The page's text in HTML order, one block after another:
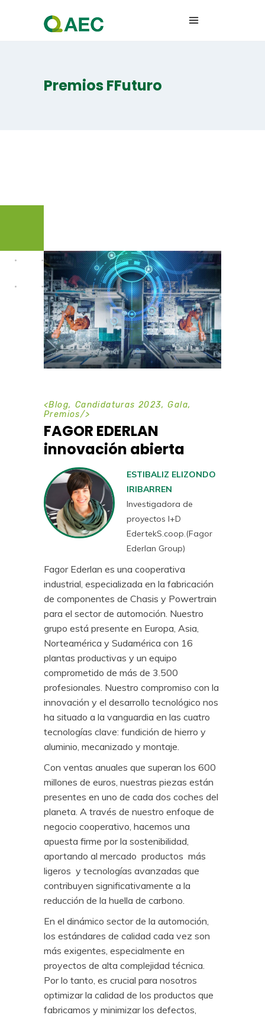
Premios FFuturo
<Blog, Candidaturas 2023, Gala,
Premios/>
FAGOR EDERLAN
innovación abierta
ESTIBALIZ ELIZONDO
IRIBARREN
Investigadora de
proyectos I+D
EdertekS.coop.(Fagor
Ederlan Group)
Fagor Ederlan es una cooperativa
industrial, especializada en la fabricación
de componentes de Chasis y Powertrain
para el sector de automoción. Nuestro
grupo está presente en Europa, Asia,
Norteamérica y Sudamérica con 16
plantas productivas y un equipo
comprometido de más de 3.500
profesionales. Nuestro compromiso con la
innovación y el desarrollo tecnológico nos
ha situado a la vanguardia en las cuatro
tecnologías clave: fundición de hierro y
aluminio, mecanizado y montaje.
Con ventas anuales que superan los 600
millones de euros, nuestras piezas están
presentes en uno de cada dos coches del
planeta. A través de nuestro enfoque de
negocio cooperativo, hacemos una
apuesta firme por la sostenibilidad,
aportando al mercado productos más
ligeros y tecnologías avanzadas que
contribuyen significativamente a la
reducción de la huella de carbono.
En el dinámico sector de la automoción,
los estándares de calidad cada vez son
más exigentes, especialmente en
proyectos de alta complejidad técnica.
Por lo tanto, es crucial para nosotros
optimizar la calidad de los productos que
fabricamos y minimizar los defectos,